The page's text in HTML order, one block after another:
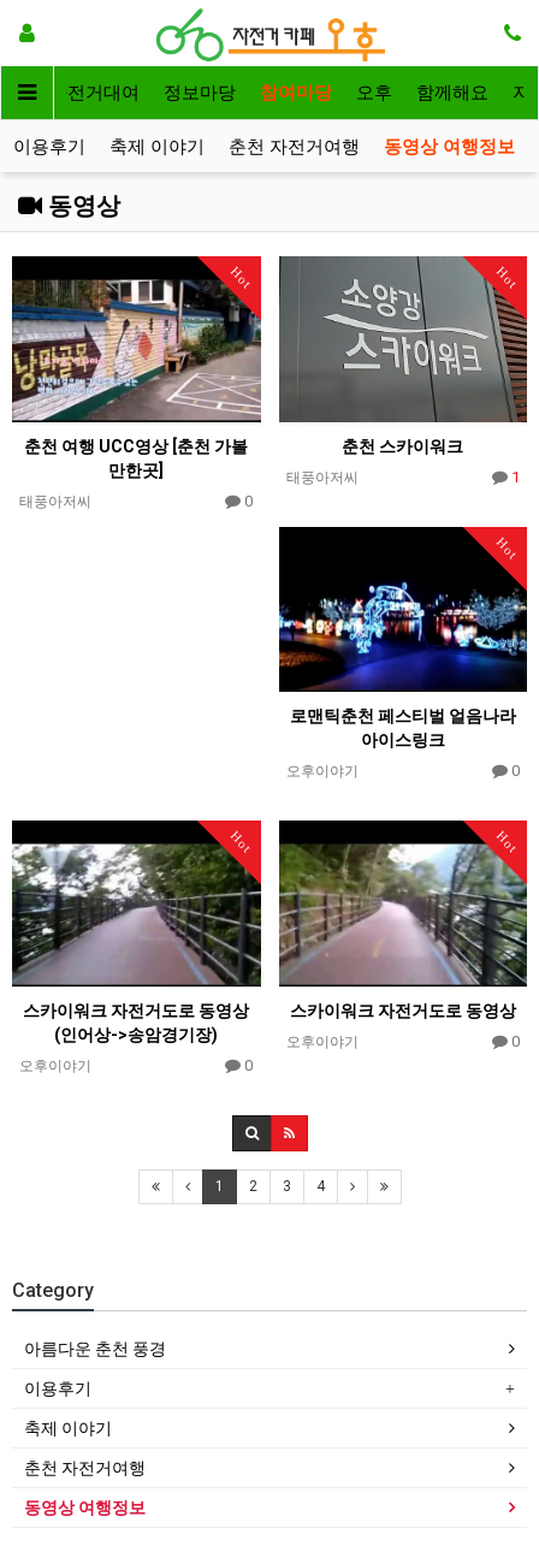
인 자전거대여 정보마당 참여마당 오후 함께해요 자
이용후기 축제 이야기 춘천 자전거여행 동영상 여행정보
동영상
Hot
춘천 여행 UCC영상 [춘천 가볼
만한곳]
태풍아저씨 0
Hot
춘천 스카이워크
태풍아저씨 1
Hot
로맨틱춘천 페스티벌 얼음나라
아이스링크
오후이야기 0
Hot
스카이워크 자전거도로 동영상
(인어상->송암경기장)
오후이야기 0
Hot
스카이워크 자전거도로 동영상
오후이야기 0
1 2 3 4
Category
아름다운 춘천 풍경
이용후기
축제 이야기
춘천 자전거여행
동영상 여행정보